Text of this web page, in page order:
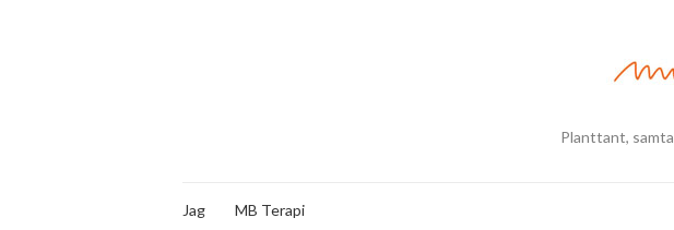
Planttant,
Jag MB Terapi